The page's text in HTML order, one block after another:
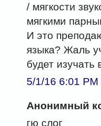
/ мягкости
мягкими
И это
языка? Жаль
будет изучать
5/1/16 6:01 PM
Анонимный
гю слог